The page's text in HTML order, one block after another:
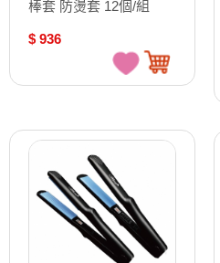
棒套 防燙套 12個/組
$ 936